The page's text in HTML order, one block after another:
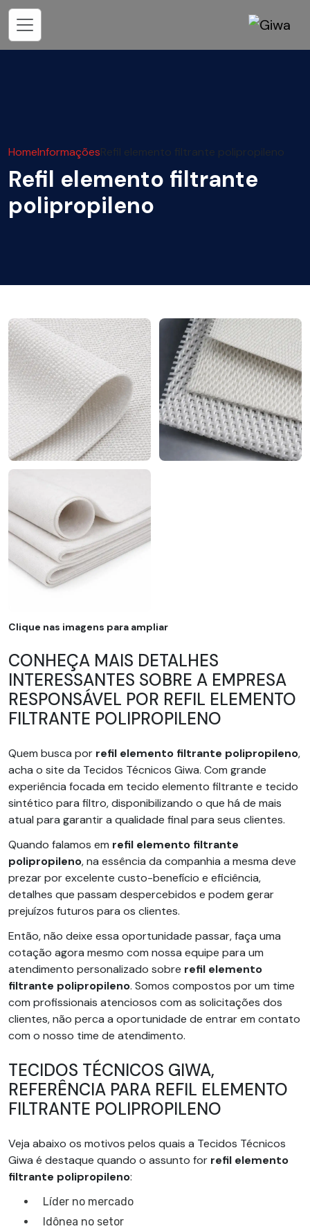
HomeInformaçõesRefil elemento filtrante polipropileno
Refil elemento filtrante
polipropileno
Clique nas imagens para ampliar
CONHEÇA MAIS DETALHES
INTERESSANTES SOBRE A EMPRESA
RESPONSÁVEL POR REFIL ELEMENTO
FILTRANTE POLIPROPILENO
Quem busca por refil elemento filtrante polipropileno,
acha o site da Tecidos Técnicos Giwa. Com grande
experiência focada em tecido elemento filtrante e tecido
sintético para filtro, disponibilizando o que há de mais
atual para garantir a qualidade final para seus clientes.
Quando falamos em refil elemento filtrante
polipropileno, na essência da companhia a mesma deve
prezar por excelente custo-benefício e eficiência,
detalhes que passam despercebidos e podem gerar
prejuízos futuros para os clientes.
Então, não deixe essa oportunidade passar, faça uma
cotação agora mesmo com nossa equipe para um
atendimento personalizado sobre refil elemento
filtrante polipropileno. Somos compostos por um time
com profissionais atenciosos com as solicitações dos
clientes, não perca a oportunidade de entrar em contato
com o nosso time de atendimento.
TECIDOS TÉCNICOS GIWA,
REFERÊNCIA PARA REFIL ELEMENTO
FILTRANTE POLIPROPILENO
Veja abaixo os motivos pelos quais a Tecidos Técnicos
Giwa é destaque quando o assunto for refil elemento
filtrante polipropileno:
líder no mercado
idônea no setor